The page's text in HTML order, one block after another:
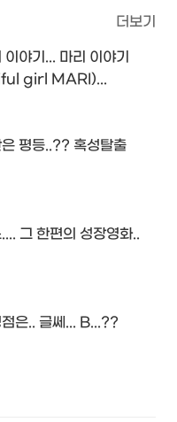
더보기
야기... 마리 이야기
girl MARI)...
평등..?? 혹성탈출
그 한편의 성장영화..
은.. 글쎄... B...??